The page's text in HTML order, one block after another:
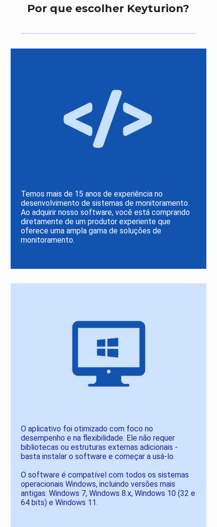
Por que escolher Keyturion?
Temos mais de 15 anos de experiência no
desenvolvimento de sistemas de monitoramento.
Ao adquirir nosso software, você está comprando
diretamente de um produtor experiente que
oferece uma ampla gama de soluções de
monitoramento.
O aplicativo foi otimizado com foco no
desempenho e na flexibilidade. Ele não requer
bibliotecas ou estruturas externas adicionais -
basta instalar o software e começar a usá-lo.
O software é compatível com todos os sistemas
operacionais Windows, incluindo versões mais
antigas: Windows 7, Windows 8.x, Windows 10 (32 e
64 bits) e Windows 11.